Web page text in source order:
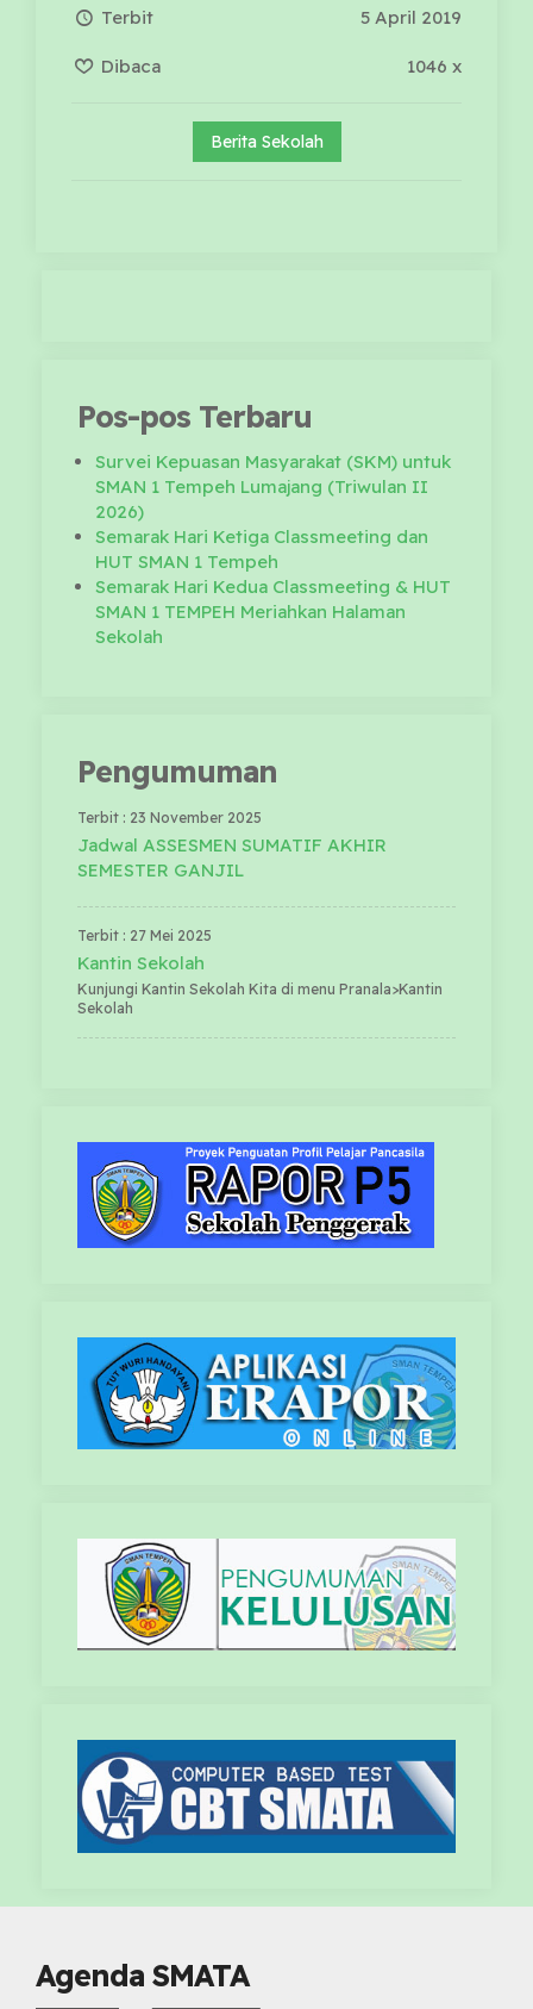
Terbit 5 April 2019
Dibaca 1046 x
Berita Sekolah
Pos-pos Terbaru
Survei Kepuasan Masyarakat (SKM) untuk
SMAN 1 Tempeh Lumajang (Triwulan II
2026)
Semarak Hari Ketiga Classmeeting dan
HUT SMAN 1 Tempeh
Semarak Hari Kedua Classmeeting & HUT
SMAN 1 TEMPEH Meriahkan Halaman
Sekolah
Pengumuman
Terbit : 23 November 2025
Jadwal ASSESMEN SUMATIF AKHIR
SEMESTER GANJIL
Terbit : 27 Mei 2025
Kantin Sekolah
Kunjungi Kantin Sekolah Kita di menu Pranala>Kantin
Sekolah
Agenda SMATA